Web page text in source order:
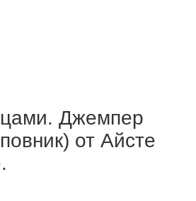
Джемпер
от Айсте